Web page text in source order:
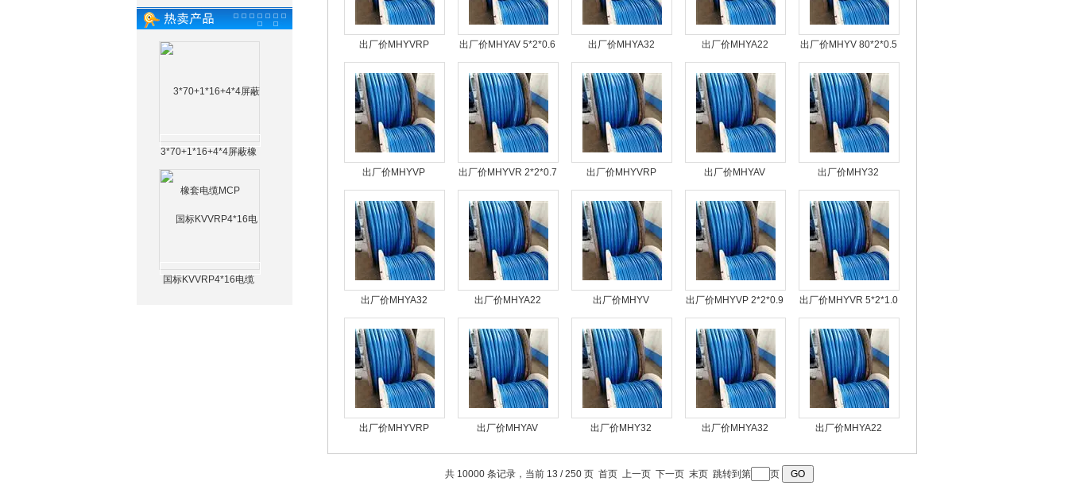
3*70+1*16+4*4屏蔽橡
国标KVVRP4*16电缆
出厂价MHYVRP
2*2*0.5矿用通信电线电
缆
出厂价MHYAV 5*2*0.6
矿用信号线国标价格
出厂价MHYA32
20*2*0.8矿用通信电缆
国标供应
出厂价MHYA22
50*2*1.0矿用监测电缆
出厂价MHYV 80*2*0.5
瓦斯监测电缆规格型号
出厂价MHYVP
100*2*0.6煤矿用通讯
电缆技术规范
出厂价MHYVR 2*2*0.7
阻燃矿用通信电缆国标
质量
出厂价MHYVRP
5*2*0.8矿用阻燃电缆多
少钱
出厂价MHYAV
10*2*0.9矿用屏蔽信号
电缆专业厂家
出厂价MHY32
20*2*1.0煤矿用屏蔽信
号电缆
出厂价MHYA32
30*2*0.5矿用防爆通信
电缆价格
出厂价MHYA22
80*2*0.7矿井屏蔽通信
电缆规格报价
出厂价MHYV
100*2*0.8矿用信号传
输电缆技术参数
出厂价MHYVP 2*2*0.9
矿用电话电缆Z低报价
出厂价MHYVR 5*2*1.0
矿用六大系统通信电缆
价格
出厂价MHYVRP
出厂价MHYAV
出厂价MHY32
出厂价MHYA32
绝缘通信电缆
出厂价MHYA22
共 10000 条记录，当前 13 / 250 页 首页 上一页 下一页 末页 跳转到第 页